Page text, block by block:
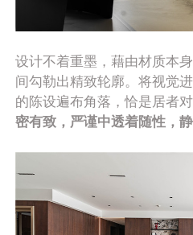
设计不着重墨，藉由材质本
间勾勒出精致轮廓。将视觉
的陈设遍布角落，恰是居者
密有致，严谨中透着随性，